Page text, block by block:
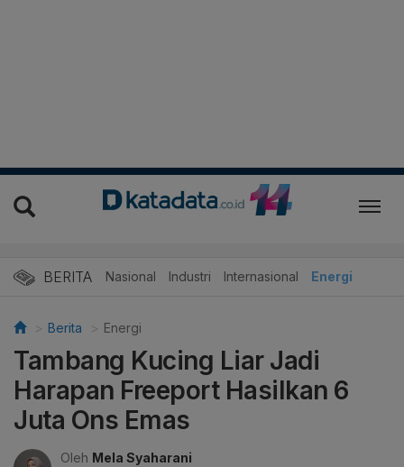
BERITA Nasional Industri Internasional Energi
Berita Energi
Tambang Kucing Liar Jadi
Harapan Freeport Hasilkan 6
Juta Ons Emas
Oleh Mela Syaharani